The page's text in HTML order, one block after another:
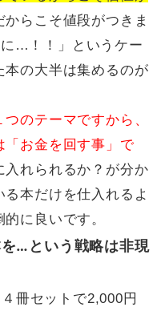
からこそ値段がつきま
…！！」というケー
本の大半は集めるのが
のテーマですから、
「お金を回す事」で
入れられるか？が分か
本だけを仕入れるよ
に良いです。
…という戦略は非現
冊セットで2,000円